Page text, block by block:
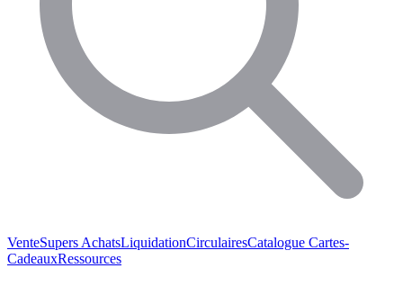
VenteSupers AchatsLiquidationCirculairesCatalogue Cartes-
CadeauxRessources